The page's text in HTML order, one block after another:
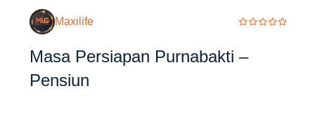
Maxilife
Masa Persiapan Purnabakti –
Pensiun